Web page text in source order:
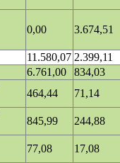
0,00 3.674,51
11.580,07 2.399,11
6.761,00
834,03
464,44
71,14
845,99
244,88
77,08
17,08